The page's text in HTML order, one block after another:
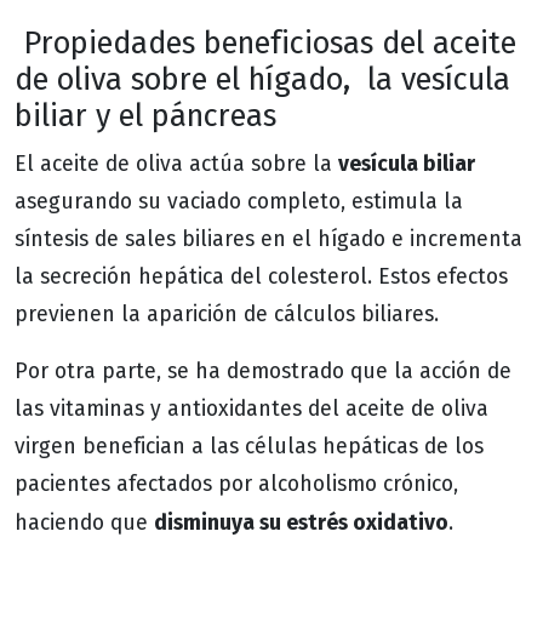
Propiedades beneficiosas del aceite
de oliva sobre el hígado, la vesícula
biliar y el páncreas
El aceite de oliva actúa sobre la vesícula biliar
asegurando su vaciado completo, estimula la
síntesis de sales biliares en el hígado e incrementa
la secreción hepática del colesterol. Estos efectos
previenen la aparición de cálculos biliares.
Por otra parte, se ha demostrado que la acción de
las vitaminas y antioxidantes del aceite de oliva
virgen benefician a las células hepáticas de los
pacientes afectados por alcoholismo crónico,
haciendo que disminuya su estrés oxidativo.